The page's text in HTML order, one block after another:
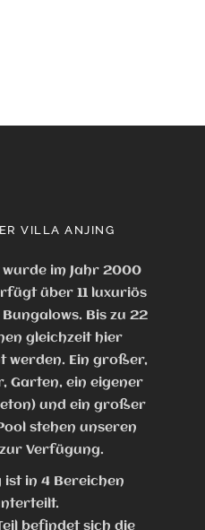
VILLA ANJING
wurde im Jahr 2000
über 11 luxuriös
Bis zu 22
gleichzeit hier
werden. Ein großer,
Garten, ein eigener
und ein großer
stehen unseren
Verfügung.
ist in 4 Bereichen
befindet sich die